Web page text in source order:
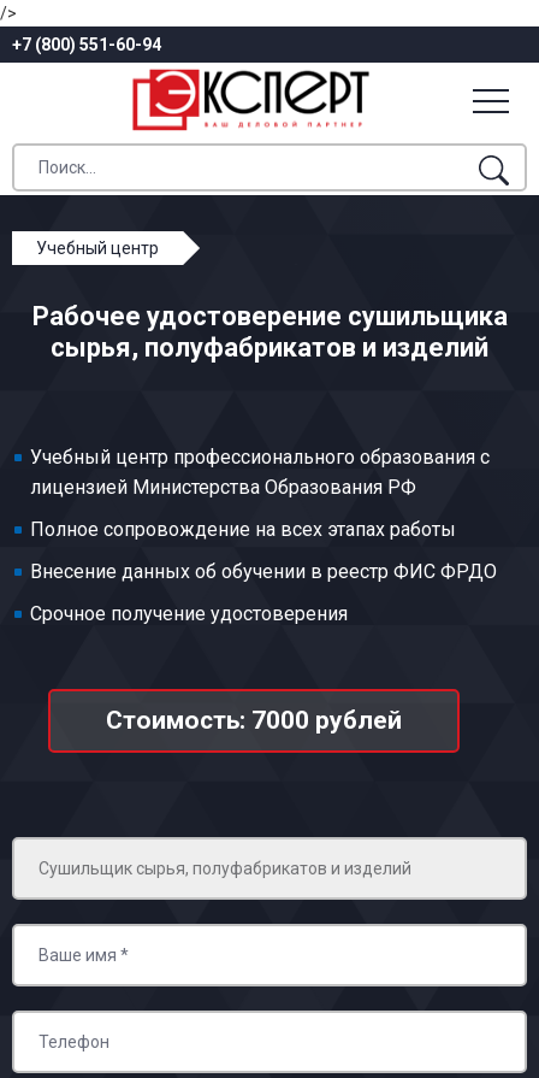
/>
+7 (800) 551-60-94
Учебный центр
Общие профессии производств легкой
промышленности
Рабочее удостоверение сушильщика
сырья, полуфабрикатов и изделий
Учебный центр профессионального образования с
лицензией Министерства Образования РФ
Полное сопровождение на всех этапах работы
Внесение данных об обучении в реестр ФИС ФРДО
Срочное получение удостоверения
Стоимость: 7000 рублей